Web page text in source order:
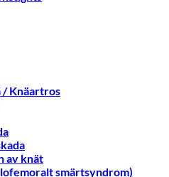
/ Knäartros
av knät
smärtsyndrom)